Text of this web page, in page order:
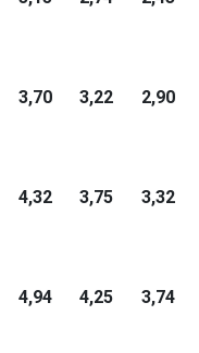
3,70 3,22 2,90
4,32 3,75 3,32
4,94 4,25 3,74